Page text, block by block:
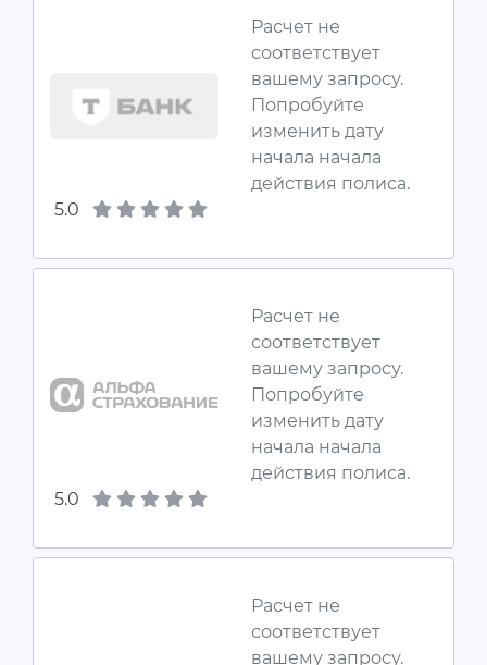
Расчет не
соответствует
вашему запросу.
Попробуйте
изменить дату
начала начала
действия полиса.
5.0
Расчет не
соответствует
вашему запросу.
Попробуйте
изменить дату
начала начала
действия полиса.
5.0
Расчет не
соответствует
вашему запросу.